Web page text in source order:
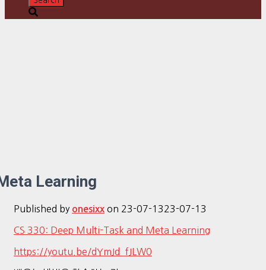
Learning
Published by onesixx on 23-07-1323-07-13
CS 330: Deep Multi-Task and Meta Learning
https://youtu.be/dYmJd_fJLW0